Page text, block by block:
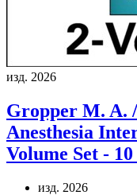
изд. 2026
Gropper M. A.
Anesthesia
Volume Set - 10
изд. 2026